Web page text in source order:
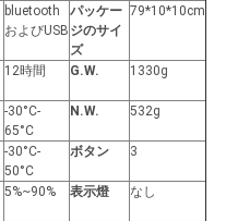
bluetooth
およびUSB
パッケー
ジのサイ
ズ
79*10*10cm
12時間 G.W. 1330g
-30°C-
65°C
N.W. 532g
-30°C-
50°C
ボタン 3
5%~90% 表示燈 なし